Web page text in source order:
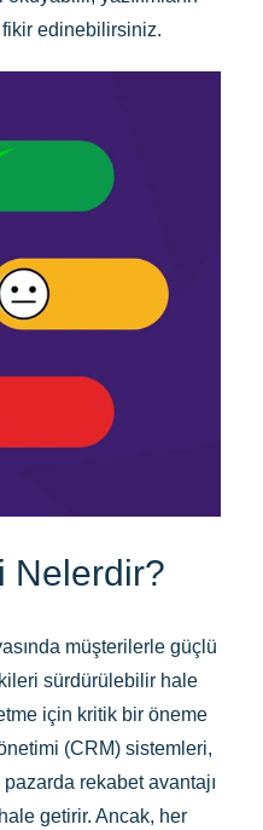
fikir edinebilirsiniz.
Nelerdir?
müşterilerle güçlü
sürdürülebilir hale
için kritik bir öneme
(CRM) sistemleri,
pazarda rekabet avantajı
getirir. Ancak, her